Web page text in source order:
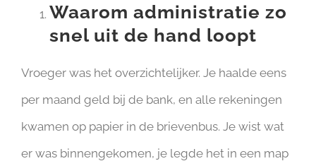
Waarom administratie zo
snel uit de hand loopt
Vroeger was het overzichtelijker. Je haalde eens
per maand geld bij de bank, en alle rekeningen
kwamen op papier in de brievenbus. Je wist wat
er was binnengekomen, je legde het in een map